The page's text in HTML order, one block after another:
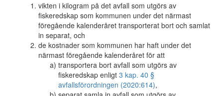
vikten i kilogram på det avfall som utgörs av
fiskeredskap som kommunen under det närmast
föregående kalenderåret transporterat bort och samlat
in separat, och
de kostnader som kommunen har haft under det
närmast föregående kalenderåret för att
transportera bort avfall som utgörs av
fiskeredskap enligt 3 kap. 40 §
avfallsförordningen (2020:614),